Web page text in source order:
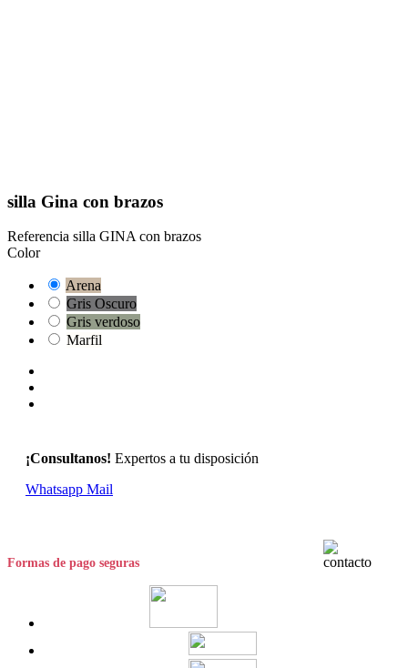
silla Gina con brazos
Referencia silla GINA con brazos
Color
Arena
Gris Oscuro
Gris verdoso
Marfil
¡Consultanos! Expertos a tu disposición
Whatsapp Mail
Formas de pago seguras